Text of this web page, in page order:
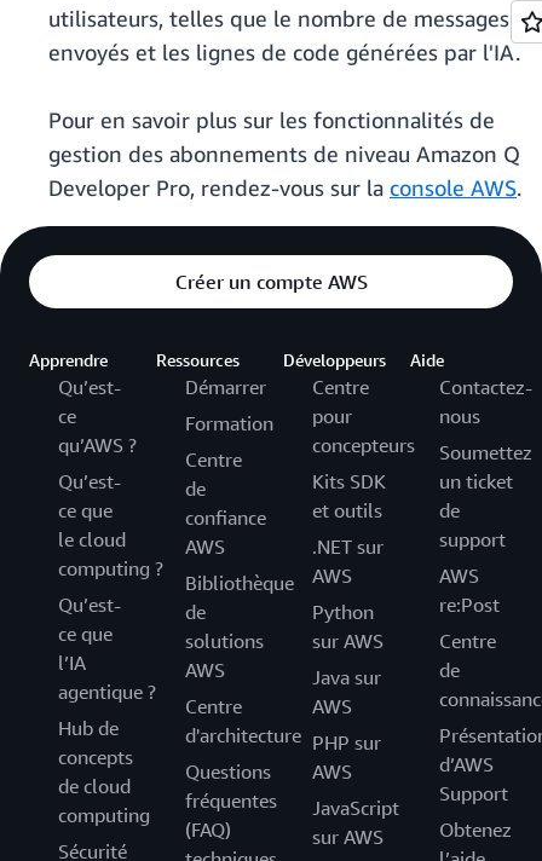
utilisateurs, telles que le nombre de messages
envoyés et les lignes de code générées par l'IA.
Pour en savoir plus sur les fonctionnalités de
gestion des abonnements de niveau Amazon Q
Developer Pro, rendez-vous sur la console AWS.
Créer un compte AWS
Apprendre
Qu’est-
ce
qu’AWS ?
Qu’est-
ce que
le cloud
computing ?
Qu’est-
ce que
l’IA
agentique ?
Hub de
concepts
de cloud
computing
Sécurité
Ressources
Démarrer
Formation
Centre
de
confiance
AWS
Bibliothèque
de
solutions
AWS
Centre
d'architecture
Questions
fréquentes
(FAQ)
Développeurs
Centre
pour
concepteurs
Kits SDK
et outils
.NET sur
AWS
Python
sur AWS
Java sur
AWS
PHP sur
AWS
JavaScript
sur AWS
Aide
Contactez-
nous
Soumettez
un ticket
de
support
AWS
re:Post
Centre
de
d’AWS
Support
Obtenez